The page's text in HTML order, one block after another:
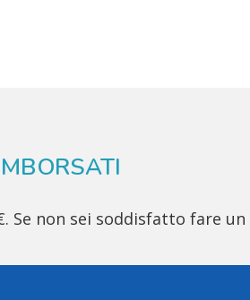
Se non sei soddisfatto fare un